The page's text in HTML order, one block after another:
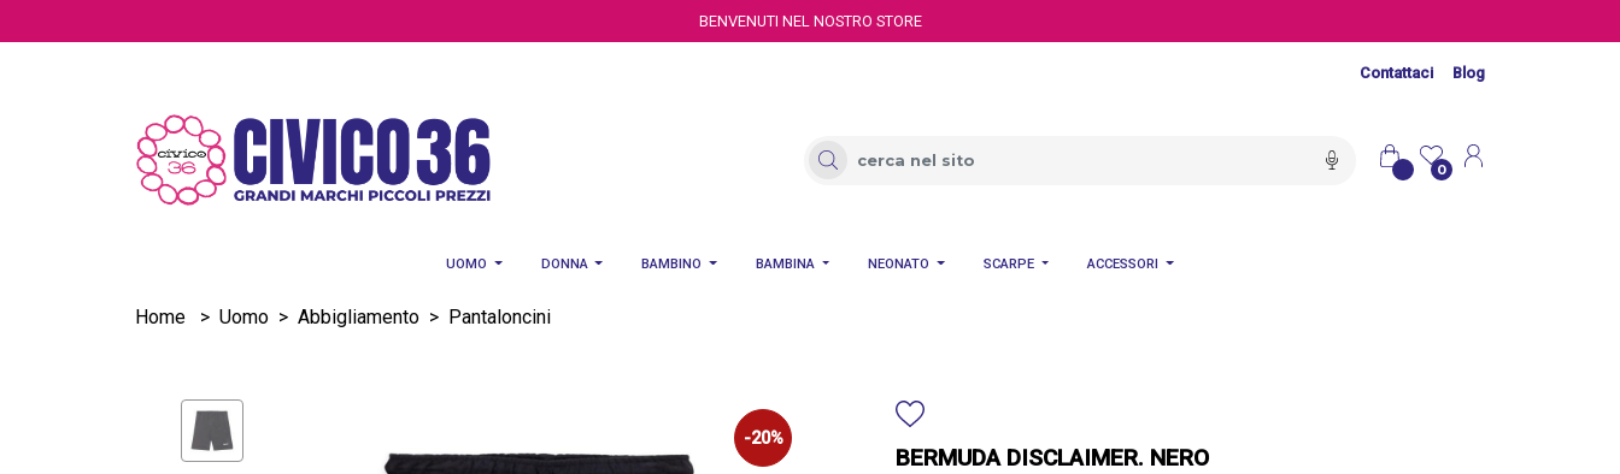
BENVENUTI NEL NOSTRO STORE
Contattaci Blog
0
UOMO DONNA BAMBINO BAMBINA NEONATO SCARPE ACCESSORI
Home > Uomo > Abbigliamento > Pantaloncini
-20%
BERMUDA DISCLAIMER. NERO